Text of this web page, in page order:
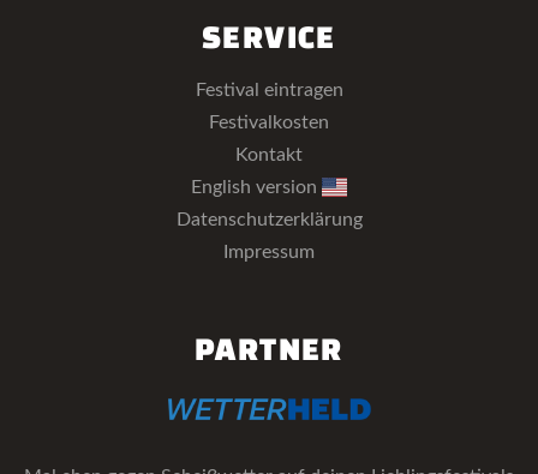
SERVICE
Festival eintragen
Festivalkosten
Kontakt
English version
Datenschutzerklärung
Impressum
PARTNER